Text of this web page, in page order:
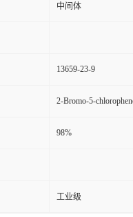
中间体
13659-23-9
2-Bromo-5-
98%
工业级